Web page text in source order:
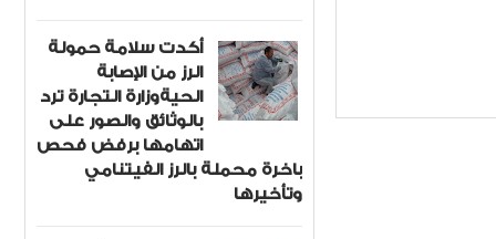
أكدت سلامة حمولة
الرز من الإصابة
الحيةوزارة التجارة ترد
بالوثائق والصور على
اتهامها برفض فحص
باخرة محملة بالرز الفيتنامي
وتأخيرها